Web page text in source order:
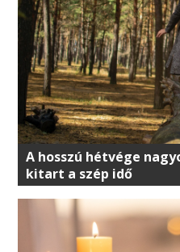
A hosszú hétvége
kitart a szép idő